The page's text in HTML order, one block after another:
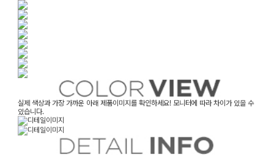
실제 색상과 가장 가까운 아래 제품이미지를 확인하세요! 모니터에 따라 차이가 있을 수
있습니다.